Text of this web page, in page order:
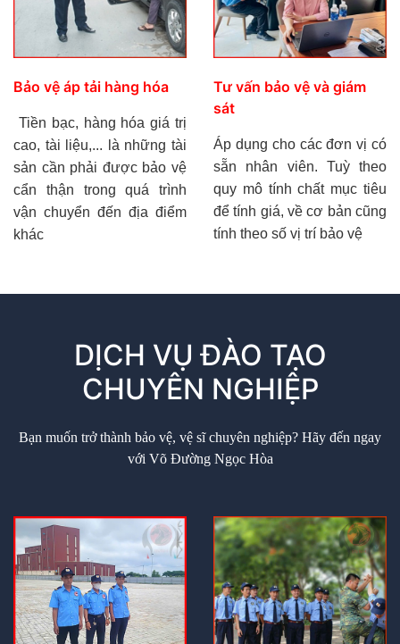
Bảo vệ áp tải hàng hóa
Tiền bạc, hàng hóa giá trị
cao, tài liệu,... là những tài
sản cần phải được bảo vệ
cẩn thận trong quá trình
vận chuyển đến địa điểm
khác
Tư vấn bảo vệ và giám
sát
Áp dụng cho các đơn vị có
sẵn nhân viên. Tuỳ theo
quy mô tính chất mục tiêu
để tính giá, về cơ bản cũng
tính theo số vị trí bảo vệ
DỊCH VỤ ĐÀO TẠO
CHUYÊN NGHIỆP
Bạn muốn trở thành bảo vệ, vệ sĩ chuyên nghiệp? Hãy đến ngay
với Võ Đường Ngọc Hòa